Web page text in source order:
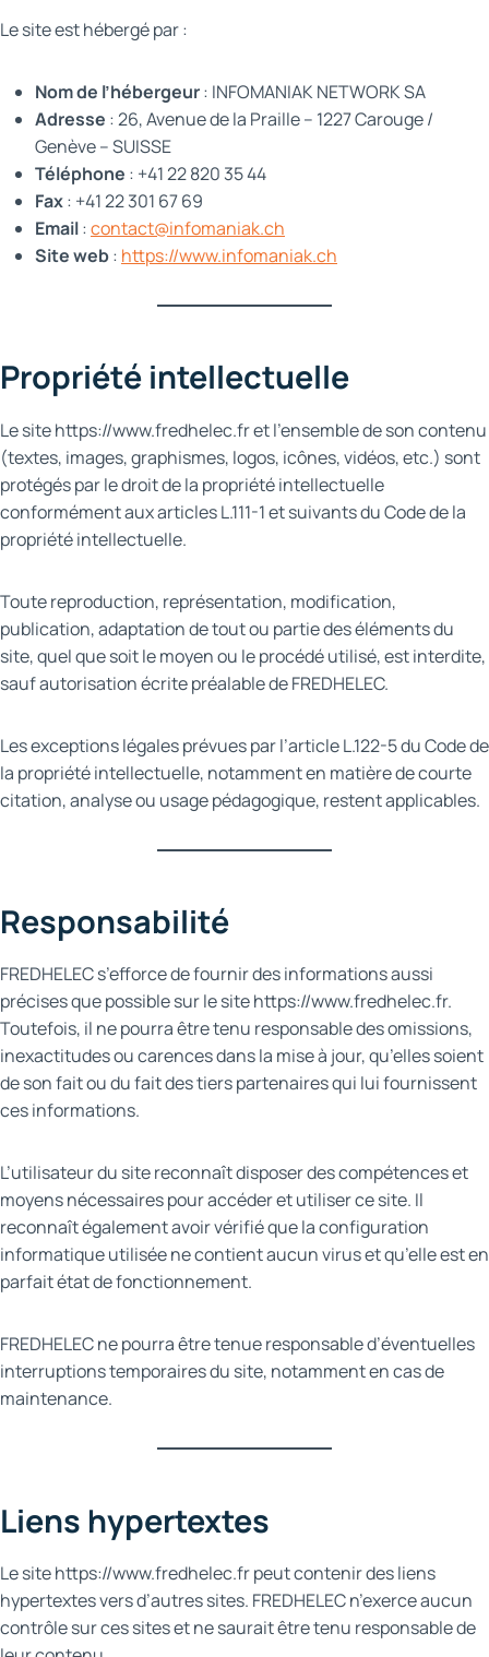
Le site est hébergé par :
Nom de l’hébergeur: INFOMANIAK NETWORK SA
Adresse : 26, Avenue de la Praille – 1227 Carouge /
Genève – SUISSE
Téléphone : +41 22 820 35 44
Fax: +41 22 301 67 69
Email:contact@infomaniak.ch
Site web: https://www.infomaniak.ch
Propriété intellectuelle
Le site https://www.fredhelec.fr et l’ensemble de son contenu
(textes, images, graphismes, logos, icônes, vidéos, etc.) sont
protégés par le droit de la propriété intellectuelle
conformément aux articles L.111-1 et suivants du Code de la
propriété intellectuelle.
Toute reproduction, représentation, modification,
publication, adaptation de tout ou partie des éléments du
site, quel que soit le moyen ou le procédé utilisé, est interdite,
sauf autorisation écrite préalable de FREDHELEC.
Les exceptions légales prévues par l’article L.122-5 du Code de
la propriété intellectuelle, notamment en matière de courte
citation, analyse ou usage pédagogique, restent applicables.
Responsabilité
FREDHELEC s’efforce de fournir des informations aussi
précises que possible sur le site https://www.fredhelec.fr.
Toutefois, il ne pourra être tenu responsable des omissions,
inexactitudes ou carences dans la mise à jour, qu’elles soient
de son fait ou du fait des tiers partenaires qui lui fournissent
ces informations.
L’utilisateur du site reconnaît disposer des compétences et
moyens nécessaires pour accéder et utiliser ce site. Il
reconnaît également avoir vérifié que la configuration
informatique utilisée ne contient aucun virus et qu’elle est en
parfait état de fonctionnement.
FREDHELEC ne pourra être tenue responsable d’éventuelles
interruptions temporaires du site, notamment en cas de
maintenance.
Liens hypertextes
Le site https://www.fredhelec.fr peut contenir des liens
hypertextes vers d’autres sites. FREDHELEC n’exerce aucun
contrôle sur ces sites et ne saurait être tenu responsable de